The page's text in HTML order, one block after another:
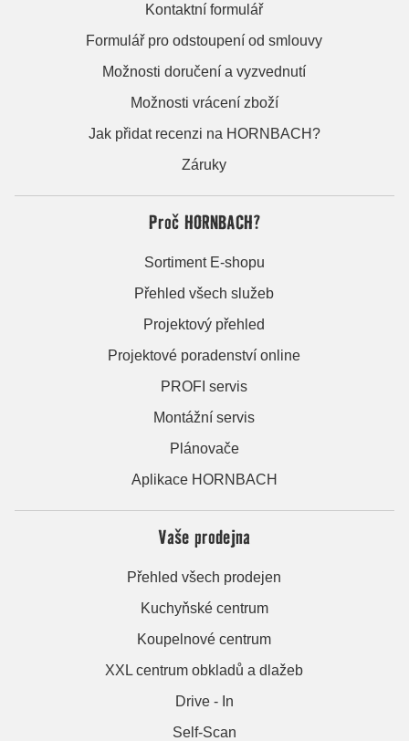
Kontaktní formulář
Formulář pro odstoupení od smlouvy
Možnosti doručení a vyzvednutí
Možnosti vrácení zboží
Jak přidat recenzi na HORNBACH?
Záruky
Proč HORNBACH?
Sortiment E-shopu
Přehled všech služeb
Projektový přehled
Projektové poradenství online
PROFI servis
Montážní servis
Plánovače
Aplikace HORNBACH
Vaše prodejna
Přehled všech prodejen
Kuchyňské centrum
Koupelnové centrum
XXL centrum obkladů a dlažeb
Drive - In
Self-Scan